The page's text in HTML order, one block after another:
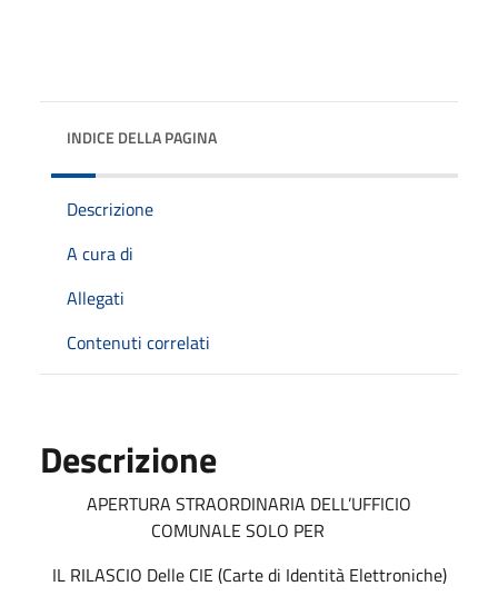
INDICE DELLA PAGINA
Descrizione
A cura di
Allegati
Contenuti correlati
Descrizione
APERTURA STRAORDINARIA DELL’UFFICIO
COMUNALE SOLO PER
IL RILASCIO Delle CIE (Carte di Identità Elettroniche)